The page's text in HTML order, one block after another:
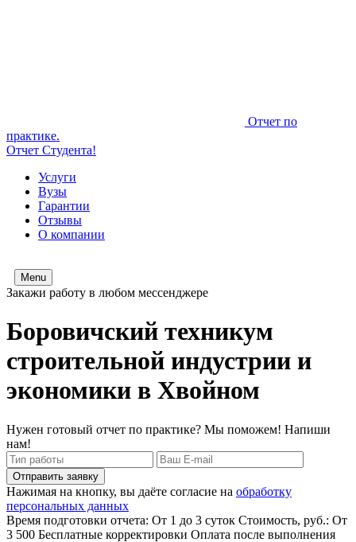
Отчет по
практике.
Отчет Студента!
Услуги
Вузы
Гарантии
Отзывы
О компании
Menu
Закажи работу в любом мессенджере
Боровичский техникум
строительной индустрии и
экономики в Хвойном
Нужен готовый отчет по практике? Мы поможем! Напиши
нам!
Отправить заявку
Нажимая на кнопку, вы даёте согласие на обработку
персональных данных
Время подготовки отчета: От 1 до 3 суток Стоимость, руб.: От
3 500 Бесплатные корректировки Оплата после выполнения